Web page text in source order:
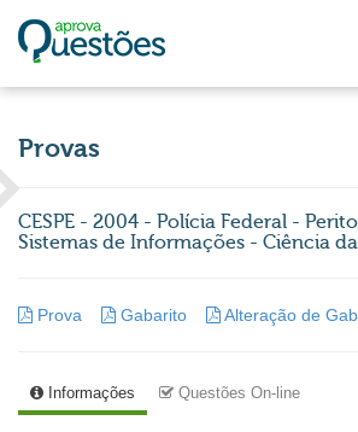
Provas
CESPE - 2004 - Polícia Federal -
Sistemas de Informações - Ciência
Prova Gabarito Alteração de
Informações Questões On-line